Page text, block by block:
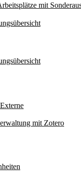
mit
mit Zotero